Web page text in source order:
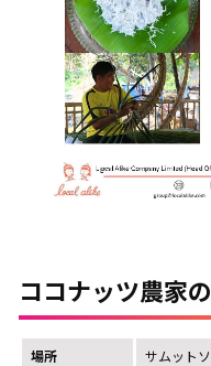
ココナッツ農家
場所 サムット